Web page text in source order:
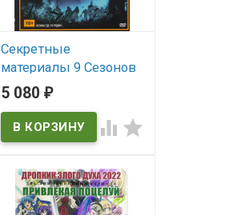
Секретные
материалы 9 Сезонов
(202 серии) (18 DVD)*
В наличии
The X Files
5 080₽
 